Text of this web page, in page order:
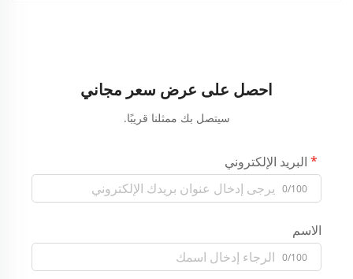
احصل على عرض سعر مجاني
سيتصل بك ممثلنا قريبًا.
البريد الإلكتروني
0/100
الاسم
0/100